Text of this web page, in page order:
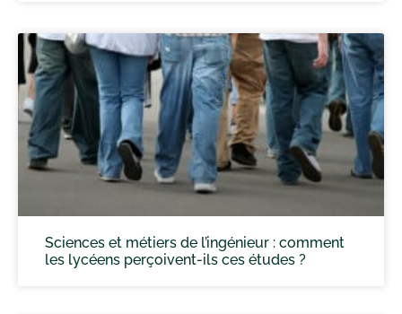
Sciences et métiers de l’ingénieur : comment
les lycéens perçoivent-ils ces études ?